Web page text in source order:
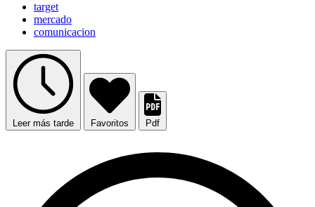
target
mercado
comunicacion
Leer más tarde Favoritos Pdf